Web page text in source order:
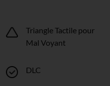
Triangle Tactile pour
Mal Voyant
DLC